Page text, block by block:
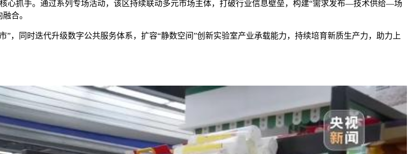
抓手。通过系列专场活动，该区持续联动多元市场主体，打破行业信息壁垒，构建“需求发布—技术供给—场
合。
同时迭代升级数字公共服务体系，扩容“静数空间”创新实验室产业承载能力，持续培育新质生产力，助力上